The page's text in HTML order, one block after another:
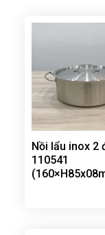
Nồi lẩu inox 2
110541